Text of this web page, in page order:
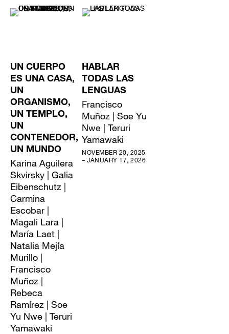
UN CUERPO
ES UNA CASA,
UN
ORGANISMO,
UN TEMPLO,
UN
CONTENEDOR,
UN MUNDO
Karina Aguilera
Skvirsky | Galia
Eibenschutz |
Carmina
Escobar |
Magali Lara |
María Laet |
Natalia Mejía
Murillo |
Francisco
Muñoz |
Rebeca
Ramírez | Soe
Yu Nwe | Teruri
Yamawaki
HABLAR
TODAS LAS
LENGUAS
Francisco
Muñoz | Soe Yu
Nwe | Teruri
Yamawaki
NOVEMBER 20, 2025
– JANUARY 17, 2026